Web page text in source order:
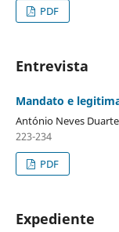
PDF
Entrevista
Mandato e
António Neves
223-234
PDF
Expediente